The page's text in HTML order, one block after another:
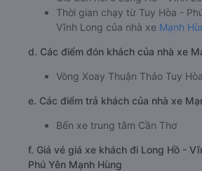
Thời gian chạy từ Tuy Hòa -
Vĩnh Long của nhà xe Mạnh
d. Các điểm đón khách của nhà xe
Vòng Xoay Thuận Thảo Tuy Hòa
e. Các điểm trả khách của nhà xe
Bến xe trung tâm Cần Thơ
f. Giá vé giá xe khách đi Long Hồ -
Phú Yên Mạnh Hùng